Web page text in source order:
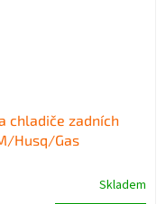
chladiče zadních
Husq/Gas
Skladem